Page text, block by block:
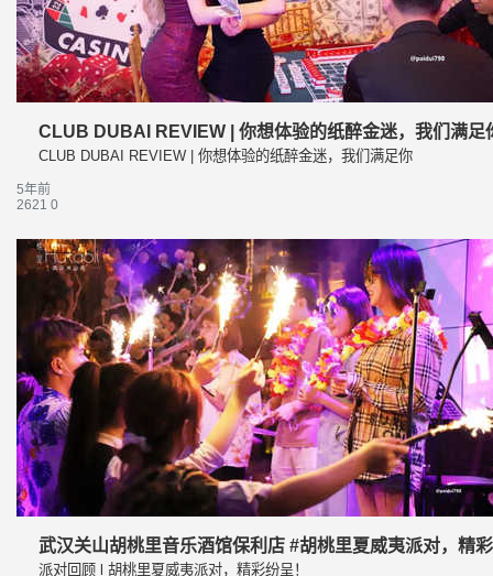
CLUB DUBAI REVIEW | 你想体验的纸醉金迷，我们满足
CLUB DUBAI REVIEW | 你想体验的纸醉金迷，我们满足你
5年前
2621 0
武汉关山胡桃里音乐酒馆保利店 #胡桃里夏威夷派对，精
派对回顾 l 胡桃里夏威夷派对，精彩纷呈！